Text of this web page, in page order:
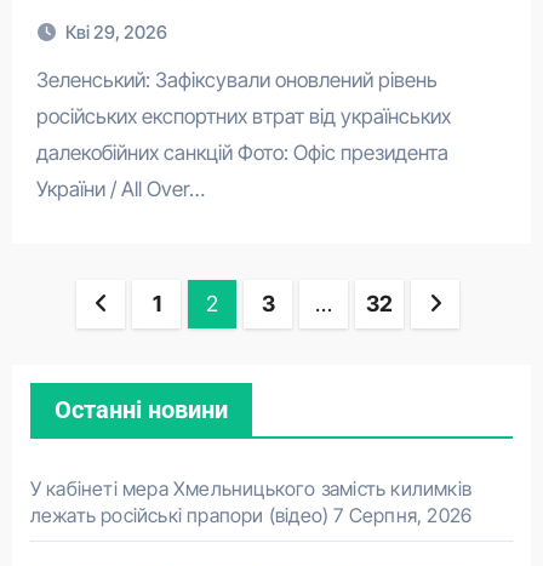
Кві 29, 2026
Зеленський: Зафіксували оновлений рівень
російських експортних втрат від українських
далекобійних санкцій Фото: Офіс президента
України / All Over…
Пагінація
1 2 3 … 32
Останні новини
У кабінеті мера Хмельницького замість килимків
лежать російські прапори (відео) 7 Серпня, 2026